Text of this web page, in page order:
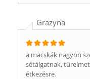
Grazyna
a macskák nagyon
sétálgatnak,
étkezésre.